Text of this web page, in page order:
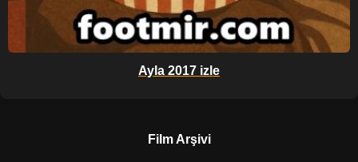
Ayla 2017 izle
Film Arşivi